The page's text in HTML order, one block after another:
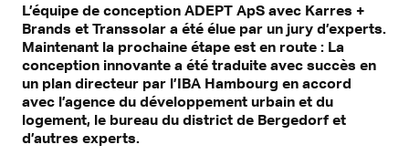
L’équipe de conception ADEPT ApS avec Karres +
Brands et Transsolar a été élue par un jury d’experts.
Maintenant la prochaine étape est en route : La
conception innovante a été traduite avec succès en
un plan directeur par l’IBA Hambourg en accord
avec l’agence du développement urbain et du
logement, le bureau du district de Bergedorf et
d’autres experts.